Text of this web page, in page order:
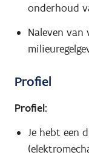
onderhoud
Naleven
Profiel
Profiel:
Je hebt een